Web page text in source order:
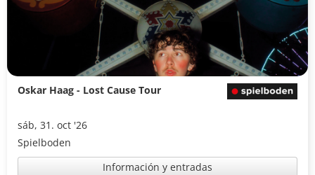
Oskar Haag - Lost Cause Tour
sáb, 31. oct '26
Spielboden
Información y entradas